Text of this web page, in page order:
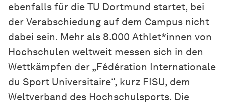
ebenfalls für die TU Dortmund startet, bei
der Verabschiedung auf dem Campus nicht
dabei sein. Mehr als 8.000 Athlet*innen von
Hochschulen weltweit messen sich in den
Wettkämpfen der „Fédération Internationale
du Sport Universitaire“, kurz FISU, dem
Weltverband des Hochschulsports. Die